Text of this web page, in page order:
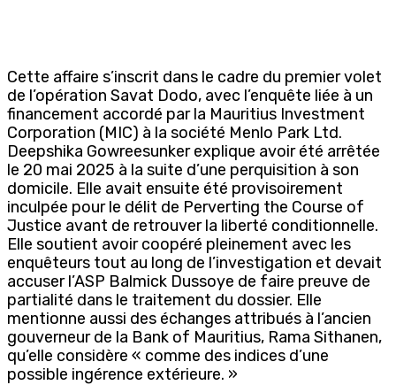
Cette affaire s’inscrit dans le cadre du premier volet
de l’opération Savat Dodo, avec l’enquête liée à un
financement accordé par la Mauritius Investment
Corporation (MIC) à la société Menlo Park Ltd.
Deepshika Gowreesunker explique avoir été arrêtée
le 20 mai 2025 à la suite d’une perquisition à son
domicile. Elle avait ensuite été provisoirement
inculpée pour le délit de Perverting the Course of
Justice avant de retrouver la liberté conditionnelle.
Elle soutient avoir coopéré pleinement avec les
enquêteurs tout au long de l’investigation et devait
accuser l’ASP Balmick Dussoye de faire preuve de
partialité dans le traitement du dossier. Elle
mentionne aussi des échanges attribués à l’ancien
gouverneur de la Bank of Mauritius, Rama Sithanen,
qu’elle considère « comme des indices d’une
possible ingérence extérieure. »